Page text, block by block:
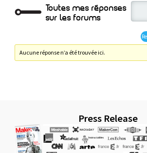
Toutes mes réponses
sur les forums
Aucune réponse n’a été trouvée ici.
Press Release